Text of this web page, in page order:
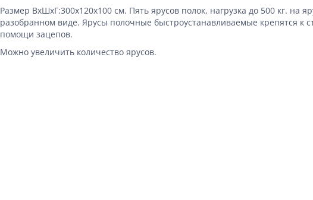
Размер ВхШхГ:300x120x100 см. Пять ярусов полок, нагрузка до 500 кг. на
разобранном виде. Ярусы полочные быстроустанавливаемые крепятся к
помощи зацепов.
Можно увеличить количество ярусов.